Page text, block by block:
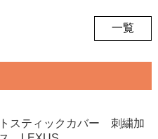
一覧
スティックカバー 刺繍加